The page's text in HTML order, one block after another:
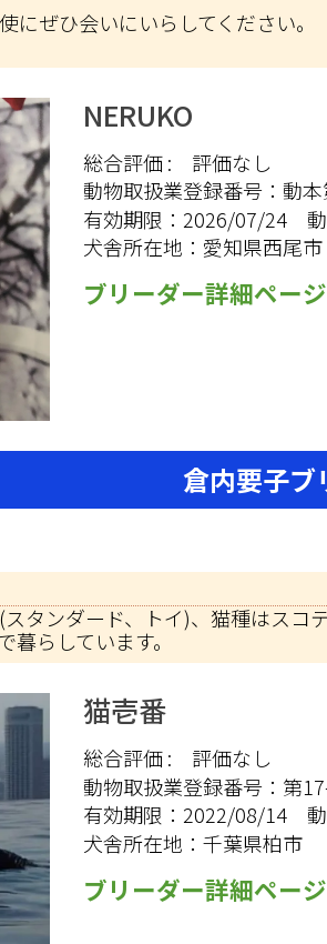
にぜひ会いにいらしてください。
NERUKO
総合評価 :
評価なし
動物取扱業登録番号： 動
有効期限： 2026/07/24
犬舎所在地： 愛知県西尾
ブリーダー詳細ペー
倉内要子ブ
タンダード、トイ)、猫種はスコ
らしています。
猫壱番
総合評価 :
評価なし
動物取扱業登録番号： 第
有効期限： 2022/08/14
犬舎所在地： 千葉県柏市
ブリーダー詳細ペー